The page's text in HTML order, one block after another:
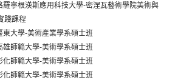
羅寧根漢斯應用科技大學-密涅瓦藝術學院美術與
踐課程
東大學-美術產業學系碩士班
雄師範大學-美術學系碩士班
化師範大學-美術學系碩士班
化師範大學-美術學系碩士班